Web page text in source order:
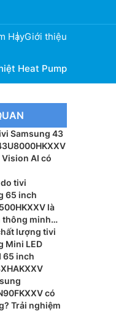
HayGiới thiệu
Heat Pump
Samsung 43
AI có
tivi
65 inch
là
thông minh
khách
lượng tivi
Mini LED
65 inch
có
Trải nghiệm